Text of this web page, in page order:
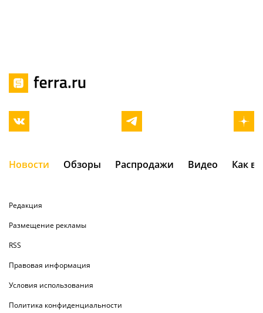
Новости Обзоры Распродажи Видео Как
Редакция
Размещение рекламы
RSS
Правовая информация
Условия использования
Политика конфиденциальности